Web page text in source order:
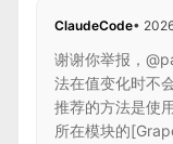
ClaudeCode•
谢谢你举报，
法在值变化时不
推荐的方法是使
所在模块的